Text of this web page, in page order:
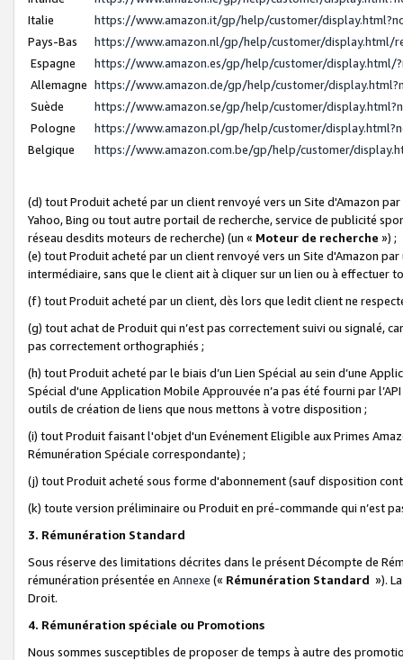
Italie
https://www.amazon.it/gp/help/customer/
Pays-Bas
https://www.amazon.nl/gp/help/customer/display.html/
Espagne
https://www.amazon.es/gp/help/customer/display.html/
Allemagne https://www.amazon.de/gp/help/customer/
Suède
https://www.amazon.se/gp/help/customer/
Pologne
https://www.amazon.pl/gp/help/customer/
Belgique
https://www.amazon.com.be/gp/help/customer/
(d) tout Produit acheté par un client renvoyé vers un Site d'Amazon
Yahoo, Bing ou tout autre portail de recherche, service de publicité
réseau desdits moteurs de recherche) (un « Moteur de recherche ») ;
(e) tout Produit acheté par un client renvoyé vers un Site d'Amazon
intermédiaire, sans que le client ait à cliquer sur un lien ou à
(f) tout Produit acheté par un client, dès lors que ledit client ne
(g) tout achat de Produit qui n’est pas correctement suivi ou signalé,
pas correctement orthographiés ;
(h) tout Produit acheté par le biais d’un Lien Spécial au sein d’une
Spécial d'une Application Mobile Approuvée n’a pas été fourni par
outils de création de liens que nous mettons à votre disposition ;
(i) tout Produit faisant l'objet d'un Evénement Eligible aux Primes
Rémunération Spéciale correspondante) ;
(j) tout Produit acheté sous forme d'abonnement (sauf disposition
(k) toute version préliminaire ou Produit en pré-commande qui n’est
3. Rémunération Standard
Sous réserve des limitations décrites dans le présent Décompte de
rémunération présentée en Annexe (« Rémunération Standard »).
Droit.
4. Rémunération spéciale ou Promotions
Nous sommes susceptibles de proposer de temps à autre des